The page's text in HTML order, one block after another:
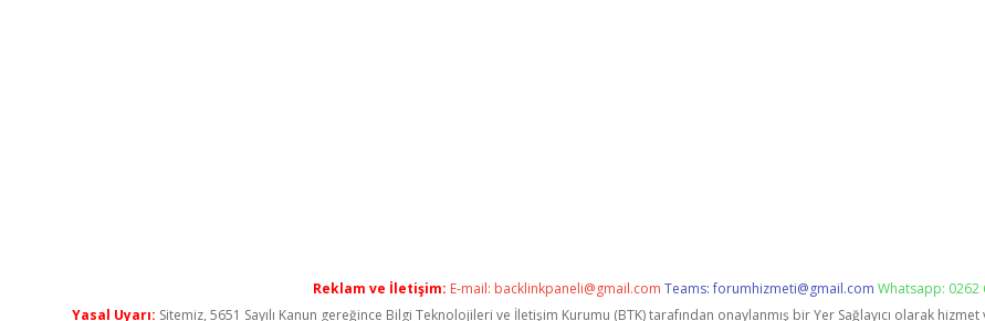
Reklam ve İletişim: E-mail: backlinkpaneli@gmail.com Teams:forumhizmeti@gmail.com Whatsapp: 0262
Yasal Uyarı: Sitemiz, 5651 Sayılı Kanun gereğince Bilgi Teknolojileri ve İletişim Kurumu (BTK) tarafından onaylanmış bir Yer Sağlayıcı olarak